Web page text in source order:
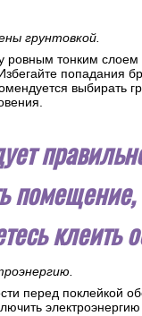
грунтовкой.
ровным тонким слоем
попадания
выбирать
клеить
перед поклейкой